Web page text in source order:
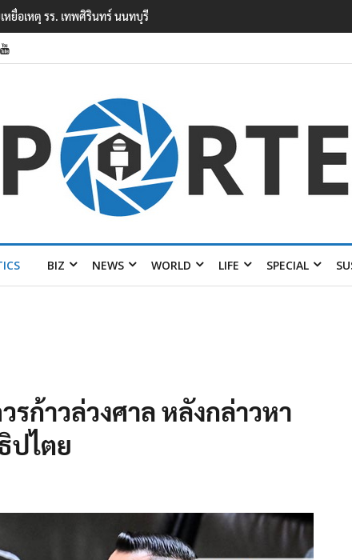
เทพศิรินทร์ นนทบุรี พบเด็กก่อเหตุเครียดเรื่องเรียน
BIZ NEWS WORLD LIFE SPECIAL
รก้าวล่วงศาล หลังกล่าวหา
ปไตย